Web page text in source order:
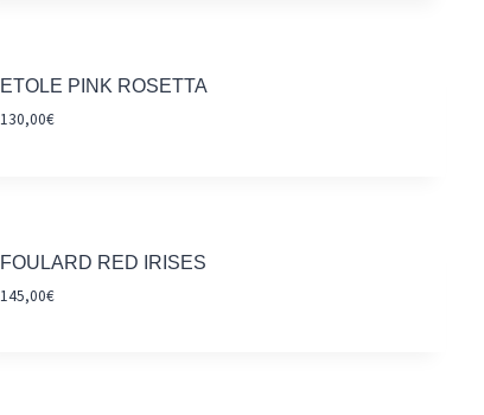
ETOLE PINK ROSETTA
130,00€
FOULARD RED IRISES
145,00€